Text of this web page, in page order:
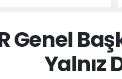
Genel
Yalnız